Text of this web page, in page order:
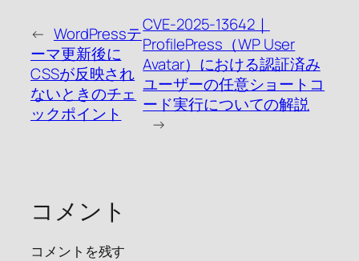
← WordPressテ
ーマ更新後に
CSSが反映され
ないときのチェ
ックポイント
CVE-2025-13642｜
ProfilePress（WP User
Avatar）における認証済み
ユーザーの任意ショートコ
ード実行についての解説
→
コメント
コメントを残す